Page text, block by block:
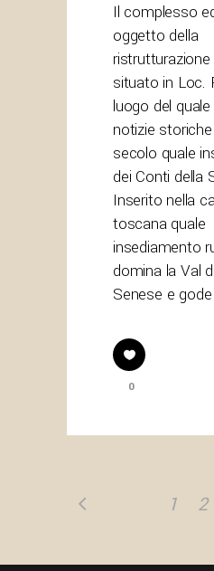
Il complesso
oggetto della
ristrutturazione
situato in Loc.
luogo del
notizie storiche
secolo quale
dei Conti della
Inserito nella
toscana quale
insediamento
domina la Val
Senese e
0
1 2